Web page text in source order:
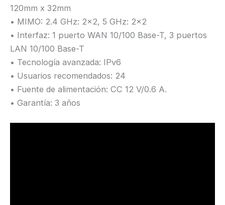
120mm x 32mm
• MIMO: 2.4 GHz: 2×2, 5 GHz: 2×2
• Interfaz: 1 puerto WAN 10/100 Base-T, 3 puertos
LAN 10/100 Base-T
• Tecnología avanzada: IPv6
• Usuarios recomendados: 24
• Fuente de alimentación: CC 12 V/0.6 A.
• Garantía: 3 años